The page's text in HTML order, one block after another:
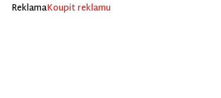
ReklamaKoupit reklamu